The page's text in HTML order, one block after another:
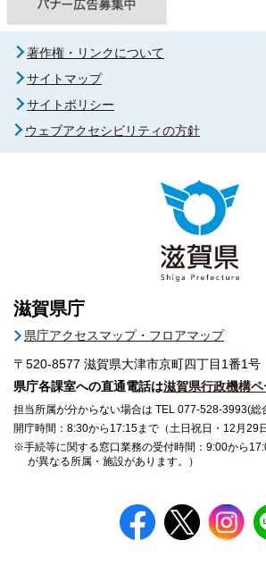
著作権・リンクについて
サイトマップ
サイトポリシー
ウェブアクセシビリティの方針
滋賀県庁
県庁アクセスマップ・フロアマップ
〒520-8577 滋賀県大津市京町四丁目1番1号
県庁各課室への直通電話は滋賀県行政機構ペ
担当所属が分からない場合は TEL 077-528-3993(総
開庁時間：8:30から17:15まで（土日祝日・12月29
※手続等に関する窓口業務の受付時間：9:00から
が異なる所属・施設があります。）